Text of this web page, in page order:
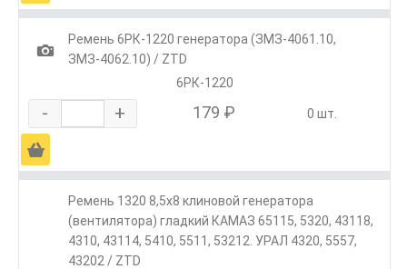
1
Ремень 6РК-1220 генератора (ЗМЗ-4061.10,
ЗМЗ-4062.10) / ZTD
6РК-1220
- + 179 ₽ 0 шт.
Ä
Ремень 1320 8,5х8 клиновой генератора
(вентилятора) гладкий КАМАЗ 65115, 5320, 43118,
4310, 43114, 5410, 5511, 53212. УРАЛ 4320, 5557,
43202 / ZTD